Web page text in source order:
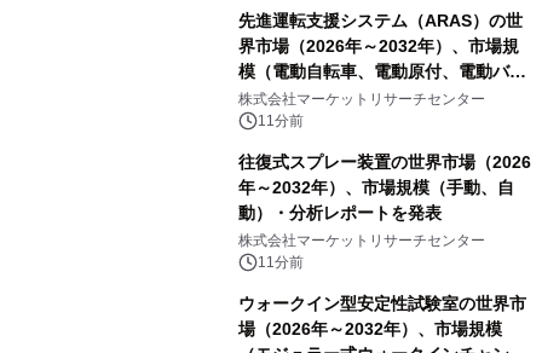
先進運転支援システム（ARAS）の世
界市場（2026年～2032年）、市場規
模（電動自転車、電動原付、電動バイ
ク）・分析レポートを発表
株式会社マーケットリサーチセンター
11分前
往復式スプレー装置の世界市場（2026
年～2032年）、市場規模（手動、自
動）・分析レポートを発表
株式会社マーケットリサーチセンター
11分前
ウォークイン型安定性試験室の世界市
場（2026年～2032年）、市場規模